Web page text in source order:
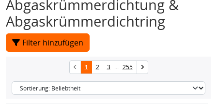
Abgaskrümmerdichtung &
Abgaskrümmerdichtring
Filter hinzufügen
1 2 3 ... 255